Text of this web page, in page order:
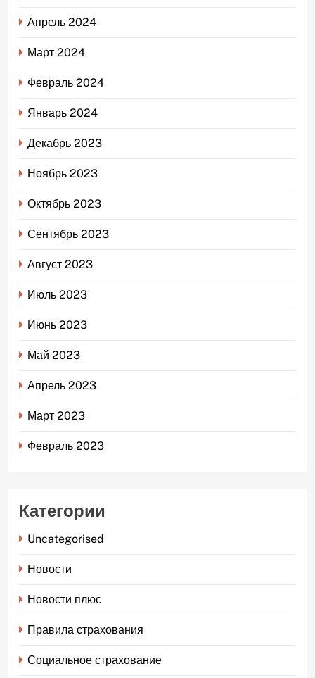
Апрель 2024
Март 2024
Февраль 2024
Январь 2024
Декабрь 2023
Ноябрь 2023
Октябрь 2023
Сентябрь 2023
Август 2023
Июль 2023
Июнь 2023
Май 2023
Апрель 2023
Март 2023
Февраль 2023
Категории
Uncategorised
Новости
Новости плюс
Правила страхования
Социальное страхование